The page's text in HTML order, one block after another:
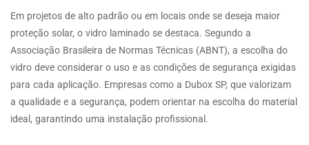
Em projetos de alto padrão ou em locais onde se deseja maior
proteção solar, o vidro laminado se destaca. Segundo a
Associação Brasileira de Normas Técnicas (ABNT), a escolha do
vidro deve considerar o uso e as condições de segurança exigidas
para cada aplicação. Empresas como a Dubox SP, que valorizam
a qualidade e a segurança, podem orientar na escolha do material
ideal, garantindo uma instalação profissional.